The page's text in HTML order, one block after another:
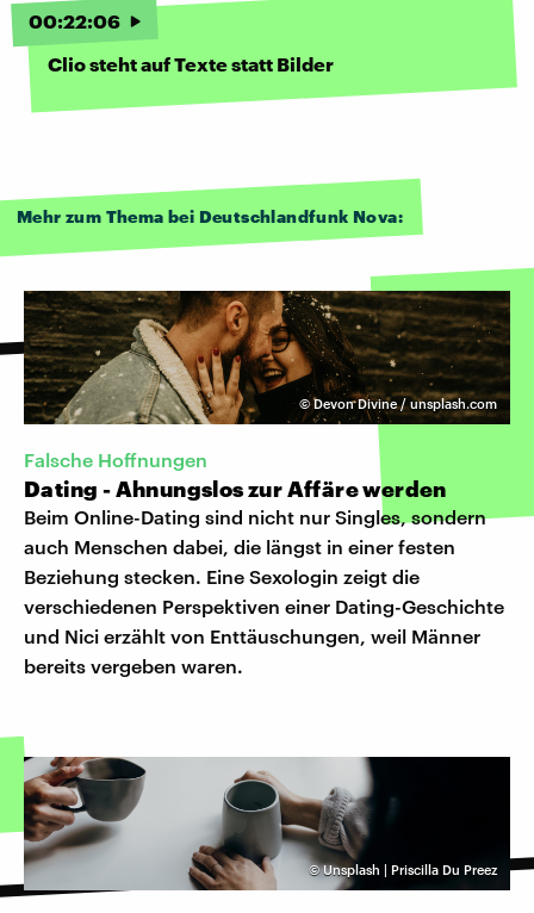
00:22:06
Clio steht auf Texte statt Bilder
Mehr zum Thema bei Deutschlandfunk Nova:
©Devon Divine / unsplash.com
Falsche Hoffnungen
Dating - Ahnungslos zur Affäre werden
Beim Online-Dating sind nicht nur Singles, sondern
auch Menschen dabei, die längst in einer festen
Beziehung stecken. Eine Sexologin zeigt die
verschiedenen Perspektiven einer Dating-Geschichte
und Nici erzählt von Enttäuschungen, weil Männer
bereits vergeben waren.
©Unsplash | Priscilla Du Preez